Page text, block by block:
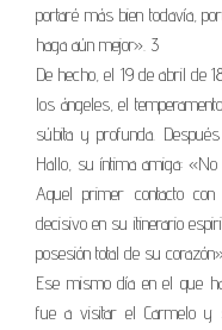
portaré más bien todavía,
haga aún mejor». 3
De hecho, el 19 de abril de
los ángeles, el
súbita y profunda.
Hallo, su íntima amiga:
Aquel primer contacto
decisivo en su itinerario
posesión total de su
Ese mismo día en el que
fue a visitar el Carmelo y